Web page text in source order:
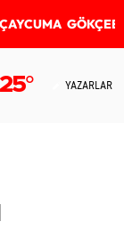
ÇAYCUMA
25° YAZARLAR